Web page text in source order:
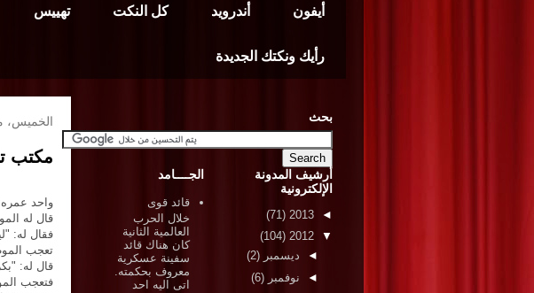
أيفون أندرويد كل النكت تهييس
رأيك ونكتك الجديدة
الخميس، مايو
مكتب
واحد عمره 90 سنة راح مكتب للتأمين على حياته.
قال له
فقال له:
تعجب
قال له:
فتعجب
بحث
أرشيف المدونة
الإلكترونية
◄
2013
(71)
▼
2012
(104)
◄ ديسمبر (2)
◄ نوفمبر (6)
الجــــامد
قائد قوى
خلال الحرب
العالمية الثانية
كان هناك قائد
سفينة عسكرية
معروف بحكمته.
اتى اليه احد